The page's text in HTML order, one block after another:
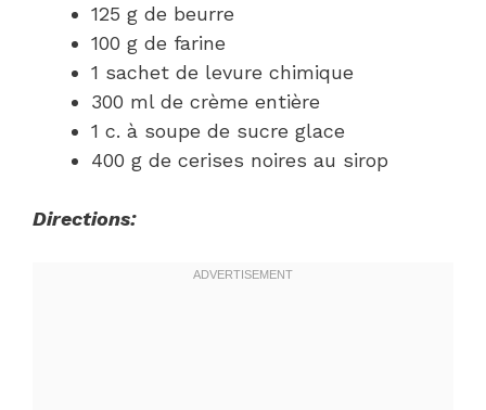
125 g de beurre
100 g de farine
1 sachet de levure chimique
300 ml de crème entière
1 c. à soupe de sucre glace
400 g de cerises noires au sirop
Directions: